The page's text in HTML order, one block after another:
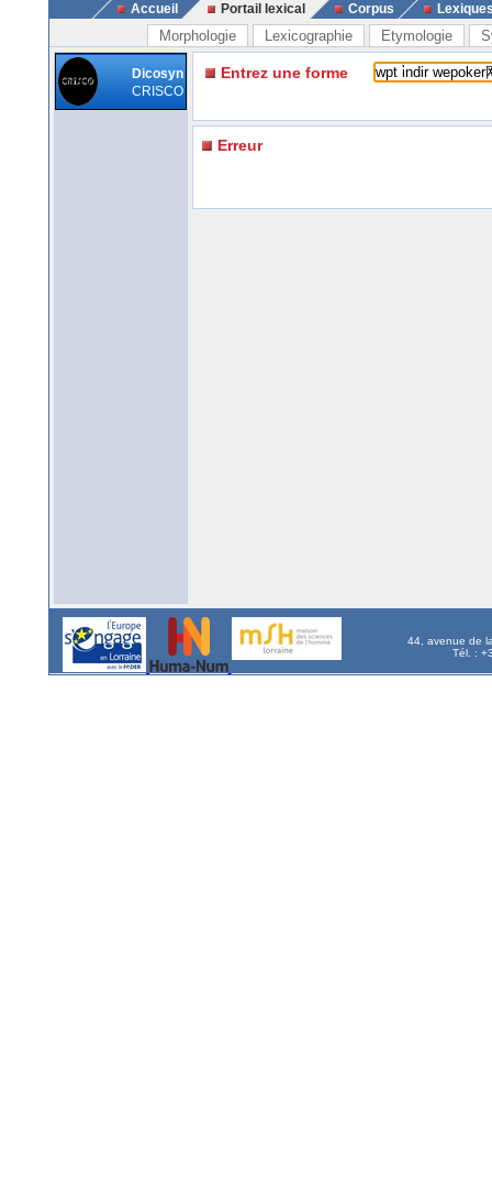
Accueil Portail lexical Corpus
Morphologie Lexicographie Etymologie
Dicosyn
CRISCO
Entrez une forme
Erreur
44, avenue de
Tél. :